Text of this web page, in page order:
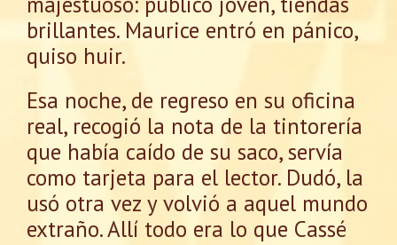
brillantes. Maurice entró en pánico,
quiso huir.
Esa noche, de regreso en su oficina
real, recogió la nota de la tintorería
que había caído de su saco, servía
como tarjeta para el lector. Dudó, la
usó otra vez y volvió a aquel mundo
extraño. Allí todo era lo que Cassé